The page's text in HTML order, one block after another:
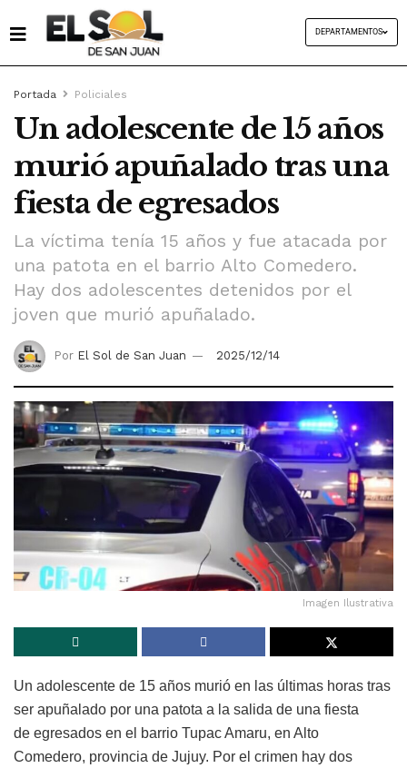
DEPARTAMENTOS
Portada Policiales
Un adolescente de 15 años
murió apuñalado tras una
fiesta de egresados
La víctima tenía 15 años y fue atacada por
una patota en el barrio Alto Comedero.
Hay dos adolescentes detenidos por el
joven que murió apuñalado.
Por El Sol de San Juan 2025/12/14
Imagen Ilustrativa
Un adolescente de 15 años murió en las últimas horas tras
ser apuñalado por una patota a la salida de una fiesta
de egresados en el barrio Tupac Amaru, en Alto
Comedero, provincia de Jujuy. Por el crimen hay dos